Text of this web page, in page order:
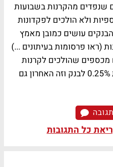
מהכספים שנפדים מהקרנות בשבועות
ולא הולכים לפקדונות
עושים כמובן מאמץ
(ראו פרסומות בעיתונים ...)
מכספים שהולכים לקרנות
הכספיות שהרי הקרן משלמת 0.25% לבנק וזה האחרון גם
כל התגובות